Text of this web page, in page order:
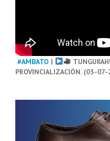
#AMBATO |
PROVINCIALIZACIÓN. (03-